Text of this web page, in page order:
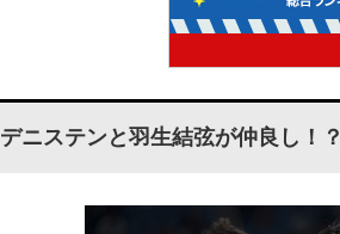
デニステンと羽生結弦が仲良し！？